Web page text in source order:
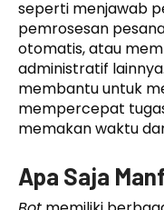
seperti menjawab
pemrosesan
otomatis, atau
administratif
membantu untuk
mempercepat
memakan waktu
Apa Saja